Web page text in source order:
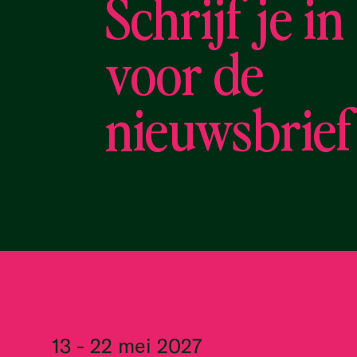
Schrijf je in
voor de
nieuwsbrief
13 - 22 mei 2027